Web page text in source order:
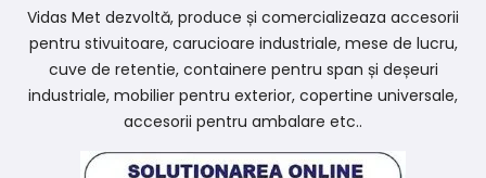
Vidas Met dezvoltă, produce și comercializeaza accesorii
pentru stivuitoare, carucioare industriale, mese de lucru,
cuve de retentie, containere pentru span și deșeuri
industriale, mobilier pentru exterior, copertine universale,
accesorii pentru ambalare etc..